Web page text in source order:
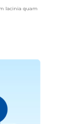
lacinia quam